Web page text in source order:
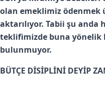
olan emeklimiz ödenmek
aktarılıyor. Tabii şu anda
teklifimizde buna yönelik
bulunmuyor.
BÜTÇE DİSİPLİNİ DEYİP